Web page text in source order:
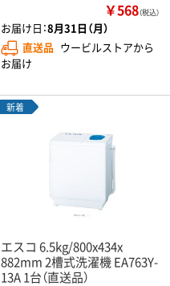
￥568（税込）
お届け日：8月31日（月）
直送品 ウービルストアから
お届け
新着
エスコ 6.5kg/800x434x
882mm 2槽式洗濯機 EA763Y-
13A 1台（直送品）